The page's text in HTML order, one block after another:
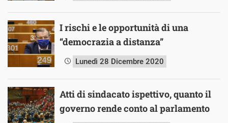
I rischi e le opportunità di una
“democrazia a distanza”
Lunedì 28 Dicembre 2020
Atti di sindacato ispettivo, quanto il
governo rende conto al parlamento